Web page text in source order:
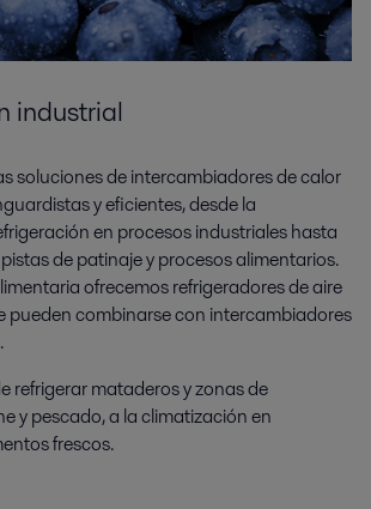
industrial
soluciones de intercambiadores de calor
y eficientes, desde la
en procesos industriales hasta
de patinaje y procesos alimentarios.
ofrecemos refrigeradores de aire
pueden combinarse con intercambiadores
refrigerar mataderos y zonas de
y pescado, a la climatización en
frescos.